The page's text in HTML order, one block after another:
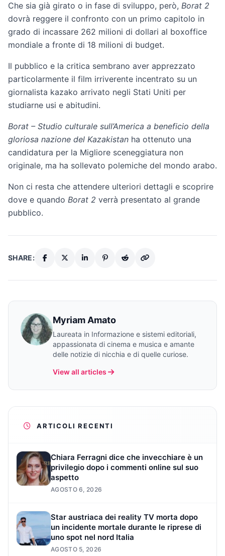
Che sia già girato o in fase di sviluppo, però, Borat 2
dovrà reggere il confronto con un primo capitolo in
grado di incassare 262 milioni di dollari al boxoffice
mondiale a fronte di 18 milioni di budget.
Il pubblico e la critica sembrano aver apprezzato
particolarmente il film irriverente incentrato su un
giornalista kazako arrivato negli Stati Uniti per
studiarne usi e abitudini.
Borat – Studio culturale sull’America a beneficio della
gloriosa nazione del Kazakistan ha ottenuto una
candidatura per la Migliore sceneggiatura non
originale, ma ha sollevato polemiche del mondo arabo.
Non ci resta che attendere ulteriori dettagli e scoprire
dove e quando Borat 2 verrà presentato al grande
pubblico.
SHARE:
Myriam Amato
Laureata in Informazione e sistemi editoriali,
appassionata di cinema e musica e amante
delle notizie di nicchia e di quelle curiose.
View all articles
ARTICOLI RECENTI
Chiara Ferragni dice che invecchiare è un
privilegio dopo i commenti online sul suo
aspetto
AGOSTO 6, 2026
Star austriaca dei reality TV morta dopo
un incidente mortale durante le riprese di
uno spot nel nord Italia
AGOSTO 5, 2026